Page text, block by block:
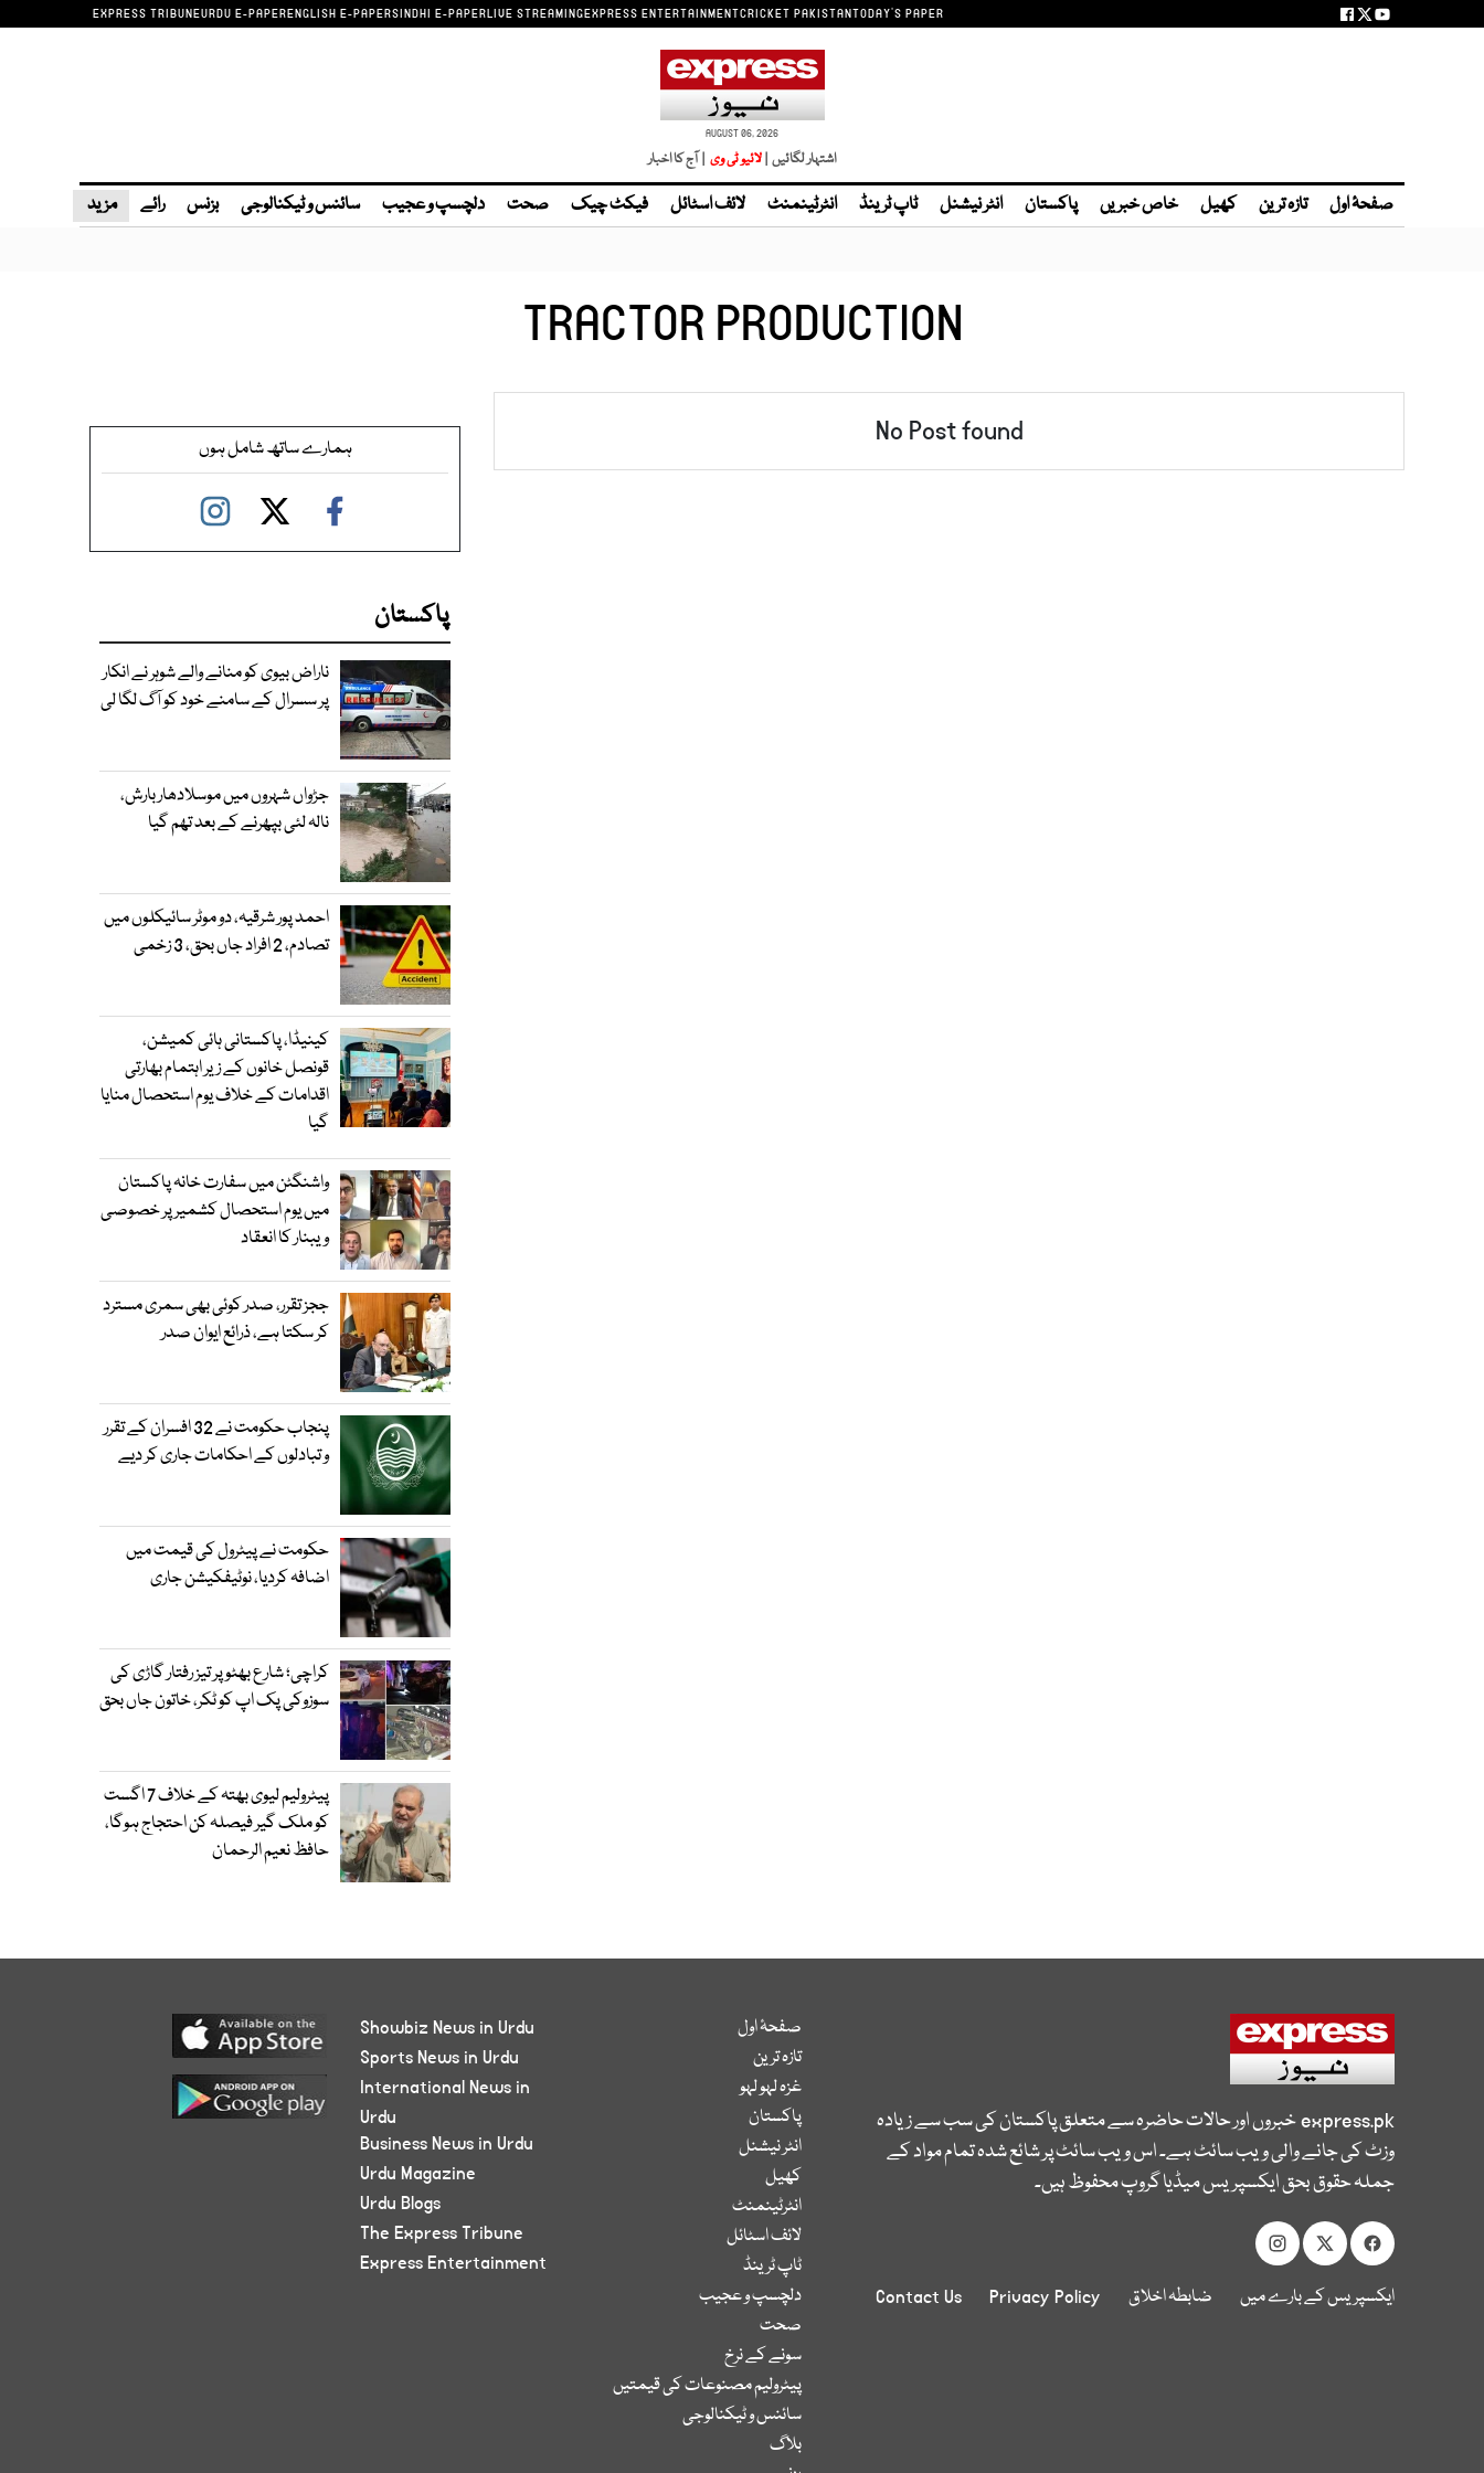
EXPRESS TRIBUNEURDU E-PAPERENGLISH E-PAPERSINDHI E-PAPERLIVE STREAMINGEXPRESS ENTERTAINMENTCRICKET PAKISTANTODAY'S PAPER
AUGUST 06, 2026
اشتہار لگائیں | | آج کا اخبار
صفحۂ اول تازہ ترین کھیل خاص خبریں پاکستان انٹر نیشنل ٹاپ ٹرینڈ انٹرٹینمنٹ لائف اسٹائل فیکٹ چیک صحت دلچسپ و عجیب سائنس و ٹیکنالوجی بزنس رائے مزید
TRACTOR PRODUCTION
No Post found ہمارے ساتھ شامل ہوں
پاکستان
ناراض بیوی کو منانے والے شوہر نے انکار
پر سسرال کے سامنے خود کو آگ لگا لی
جڑواں شہروں میں موسلادھار بارش،
نالہ لئی بپھرنے کے بعد تھم گیا
احمد پور شرقیہ، دو موٹر سائیکلوں میں
تصادم، 2 افراد جاں بحق، 3 زخمی
کینیڈا، پاکستانی ہائی کمیشن،
قونصل خانوں کے زیر اہتمام بھارتی
اقدامات کے خلاف یوم استحصال منایا
گیا
واشنگٹن میں سفارت خانہ پاکستان
میں یوم استحصال کشمیر پر خصوصی
ویبنار کا انعقاد
ججز تقرر، صدر کوئی بھی سمری مسترد
کر سکتا ہے، ذرائع ایوان صدر
پنجاب حکومت نے 32 افسران کے تقرر
و تبادلوں کے احکامات جاری کر دیے
حکومت نے پیٹرول کی قیمت میں
اضافہ کردیا، نوٹیفکیشن جاری
کراچی؛ شارع بھٹو پر تیز رفتار گاڑی کی
سوزوکی پک اپ کو ٹکر، خاتون جاں بحق
پیٹرولیم لیوی بھتہ کے خلاف 7 اگست
کو ملک گیر فیصلہ کن احتجاج ہوگا،
حافظ نعیم الرحمان
express.pkخبروں اور حالات حاضرہ سے متعلق پاکستان کی سب سے زیادہ
وزٹ کی جانے والی ویب سائٹ ہے۔ اس ویب سائٹ پر شائع شدہ تمام مواد کے
جملہ حقوق بحق ایکسپریس میڈیا گروپ محفوظ ہیں۔
ایکسپریس کے بارے میں ضابطہ اخلاق Privacy Policy
Contact Us
صفحۂ اول
تازہ ترین
غزہ لہو لہو
پاکستان
انٹر نیشنل
کھیل
انٹرٹینمنٹ
لائف اسٹائل
ٹاپ ٹرینڈ
دلچسپ و عجیب
صحت
سونے کے نرخ
پیٹرولیم مصنوعات کی قیمتیں
سائنس و ٹیکنالوجی
بلاگ
Showbiz News in Urdu
Sports News in Urdu
International News in
Urdu
Business News in Urdu
Urdu Magazine
Urdu Blogs
The Express Tribune
Express Entertainment